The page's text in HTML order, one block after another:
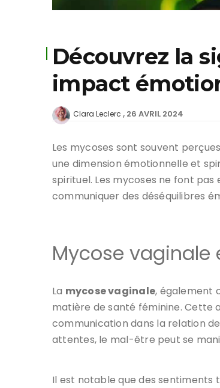
Découvrez la
impact
Clara Leclerc 26 AVRIL 2024
Les mycoses sont souvent
une dimension émotionnelle et
spirituel. Les mycoses ne font
communiquer des déséquilibres
Mycose
La mycose vaginale, également
matière de santé féminine. Cette
communication dans la relation
attentes, le mal-être peut se
Il est notable que des sentiments